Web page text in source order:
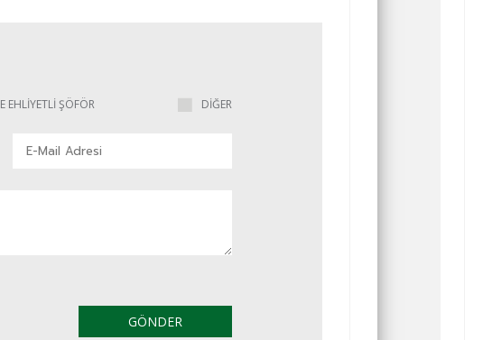
E EHLİYETLİ ŞÖFÖR DİĞER
GÖNDER